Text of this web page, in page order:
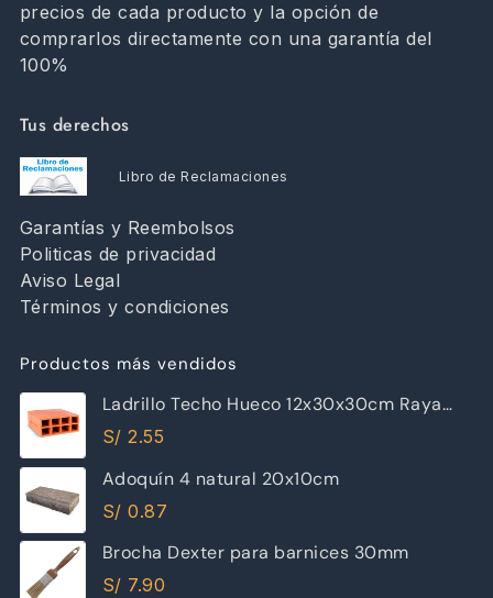
precios de cada producto y la opción de
comprarlos directamente con una garantía del
100%
Tus derechos
Libro de Reclamaciones
Garantías y Reembolsos
Politicas de privacidad
Aviso Legal
Términos y condiciones
Productos más vendidos
Ladrillo Techo Hueco 12x30x30cm Raya
Piramide
S/ 2.55
Adoquín 4 natural 20x10cm
S/ 0.87
Brocha Dexter para barnices 30mm
S/ 7.90